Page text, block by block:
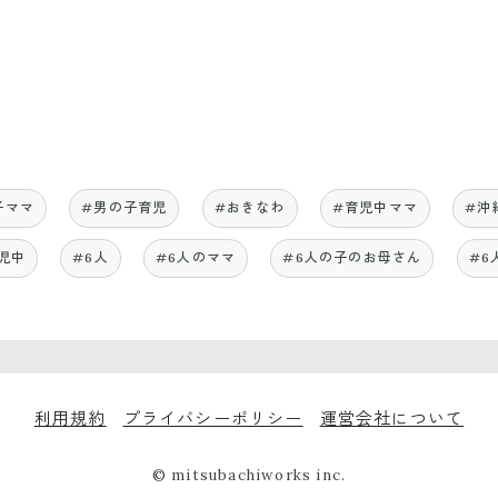
マ #男の子育児 #おきなわ #育児中ママ #沖
中 #6人 #6人のママ #6人の子のお母さん #6
利用規約 プライバシーポリシー 運営会社について
© mitsubachiworks inc.